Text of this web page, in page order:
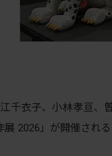
千衣子、小林孝亘、
2026」が開催される